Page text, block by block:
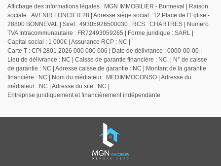
Affichage des informations légales : MGN IMMOBILIER - Bonneval | Raison
sociale : AVENIR FONCIER 28 | Adresse siège social : 12 Place de l'Eglise -
28800 BONNEVAL | Siret : 49305926500030 | RCS : CHARTRES | Numero
TVA Intracommunautaire : FR72493059265 | Forme juridique : SARL |
Capital social : 1 000€ | Assurance RCP : NC |
Carte T : CPI 2801 2026 000 000 006 | Date de délivrance : 0000-00-00 |
Lieu de délivrance : NC | Caisse de garantie financière : NC. | N° de caisse
de garantie : NC | Adresse caisse de garantie : NC | Montant de la garantie
financière : NC | Nom du médiateur : MEDIMMOCONSO | Adresse du
médiateur : NC | Adresse du site : NC |
Entreprise juridiquement et financièrement indépendante